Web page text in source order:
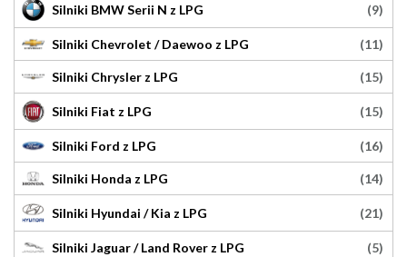
Silniki BMW Serii N z LPG (9)
Silniki Chevrolet / Daewoo z LPG (11)
Silniki Chrysler z LPG (15)
Silniki Fiat z LPG (15)
Silniki Ford z LPG (16)
Silniki Honda z LPG (14)
Silniki Hyundai / Kia z LPG (21)
Silniki Jaguar / Land Rover z LPG (5)